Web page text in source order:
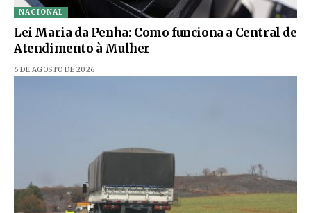
NACIONAL
Lei Maria da Penha: Como funciona a Central de
Atendimento à Mulher
6 DE AGOSTO DE 2026